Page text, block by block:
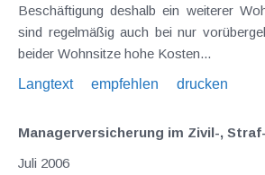
Beschäftigung deshalb ein weiterer
sind regelmäßig auch bei nur
beider Wohnsitze hohe Kosten...
Langtext
empfehlen drucken
Managerversicherung im Zivil-,
Juli 2006